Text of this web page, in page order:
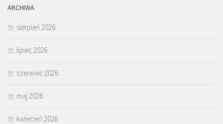
ARCHIWA
sierpień 2026
lipiec 2026
czerwiec 2026
maj 2026
kwiecień 2026